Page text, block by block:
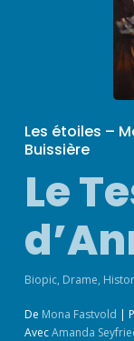
Les étoiles –
Buissière
Le
Biopic, Drame,
De Mona Fastvold |
AvecAmanda